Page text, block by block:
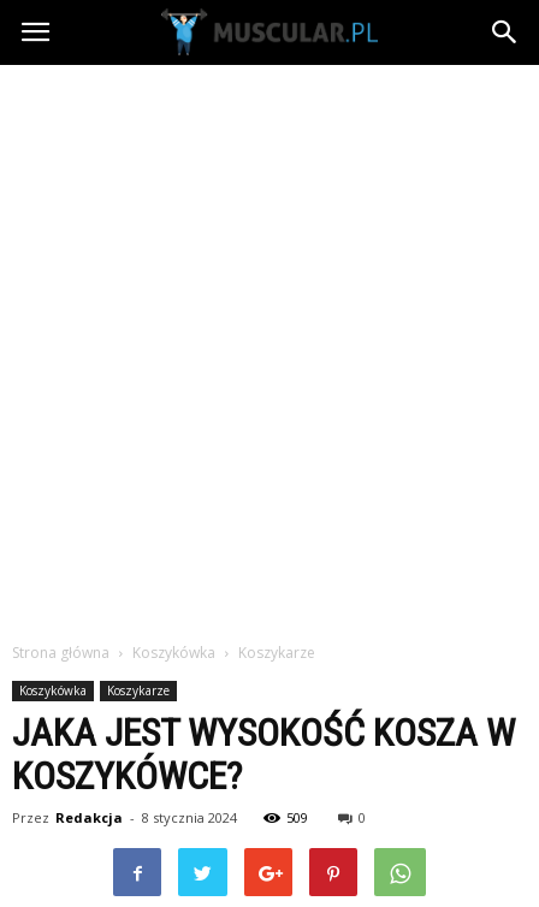
Muscular.pl
Strona główna Koszykówka Koszykarze
Koszykówka Koszykarze
JAKA JEST WYSOKOŚĆ KOSZA W
KOSZYKÓWCE?
Przez Redakcja - 8 stycznia 2024 509 0